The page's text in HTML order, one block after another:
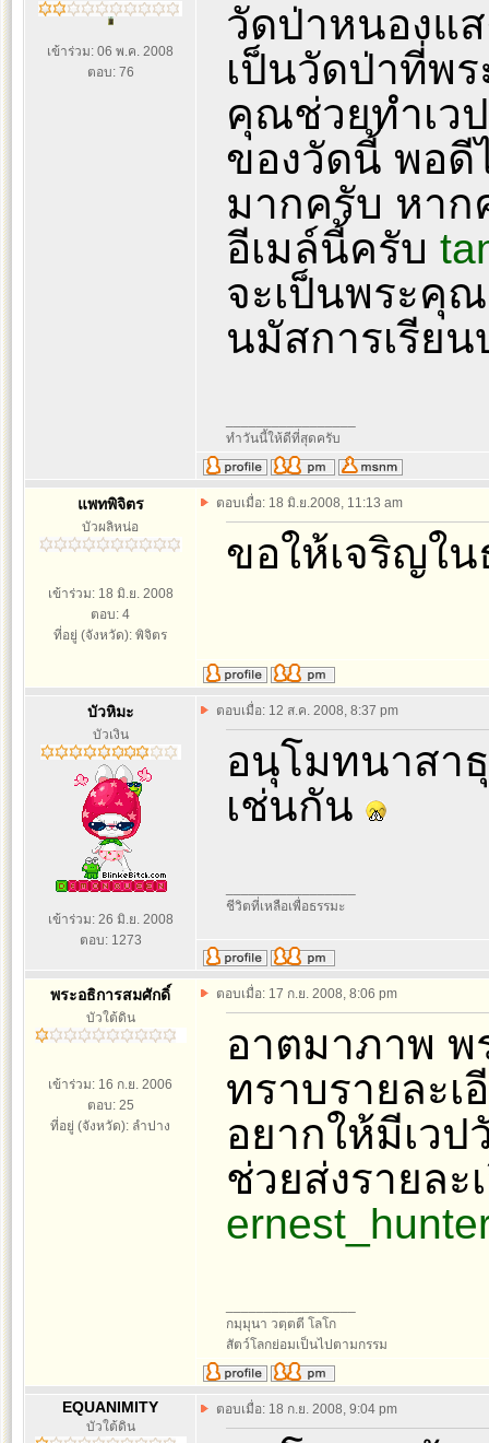
เข้าร่วม: 06 พ.ค. 2008
ตอบ: 76
วัดป่าหนองแ
เป็นวัดป่าที่พ
คุณช่วยทำเว
ของวัดนี้ พอดี
มากครับ หาก
อีเมล์นี้ครับ
จะเป็นพระคุ
นมัสการเรีย
ทำวันนี้ให้ดีที่สุดครับ
แพทพิจิตร
บัวผลิหน่อ
เข้าร่วม: 18 มิ.ย. 2008
ตอบ: 4
ที่อยู่ (จังหวัด): พิจิตร
ตอบเมื่อ: 18 มิ.ย.2008, 11:13 am
ขอให้เจริญใ
บัวหิมะ
บัวเงิน
เข้าร่วม: 26 มิ.ย. 2008
ตอบ: 1273
ตอบเมื่อ: 12 ส.ค. 2008, 8:37 pm
อนุโมทนาสา
เช่นกัน
ชีวิตที่เหลือเพื่อธรรมะ
พระอธิการสมศักดิ์
บัวใต้ดิน
เข้าร่วม: 16 ก.ย. 2006
ตอบ: 25
ที่อยู่ (จังหวัด): ลำปาง
ตอบเมื่อ: 17 ก.ย. 2008, 8:06 pm
อาตมาภาพ พ
ทราบรายละเ
อยากให้มีเว
ช่วยส่งรายละ
กมฺมุนา วตฺตตี โลโก
สัตว์โลกย่อมเป็นไปตามกรรม
EQUANIMITY
บัวใต้ดิน
ตอบเมื่อ: 18 ก.ย. 2008, 9:04 pm